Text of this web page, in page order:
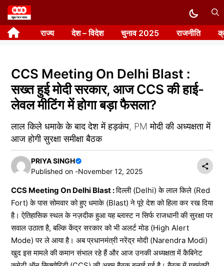
Skip
to
content राज्य देश – विदेश चुनाव 2025 राजनीति
CCS Meeting On Delhi Blast :
सख्त हुई मोदी सरकार, आज CCS की हाई-
लेवल मीटिंग में होगा बड़ा फैसला?
लाल किले धमाके के बाद देश में हड़कंप, PM मोदी की अध्यक्षता में
आज होगी सुरक्षा समीक्षा बैठक
PRIYA SINGH
Published on -November 12, 2025
CCS Meeting On Delhi Blast :दिल्ली (Delhi) के लाल किले (Red
Fort) के पास सोमवार को हुए धमाके (Blast) ने पूरे देश को हिला कर रख दिया
है। ऐतिहासिक स्थल के नज़दीक हुआ यह ब्लास्ट न सिर्फ राजधानी की सुरक्षा पर
सवाल उठाता है, बल्कि केंद्र सरकार को भी अलर्ट मोड (High Alert
Mode) पर ले आया है। अब प्रधानमंत्री नरेंद्र मोदी (Narendra Modi)
खुद इस मामले की कमान संभाल रहे हैं और आज उनकी अध्यक्षता में कैबिनेट